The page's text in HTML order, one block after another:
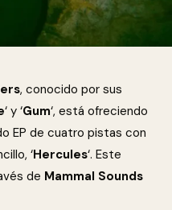
, conocido por sus
‘ y ‘Gum‘, está ofreciendo
EP de cuatro pistas con
‘Hercules‘. Este
de Mammal Sounds